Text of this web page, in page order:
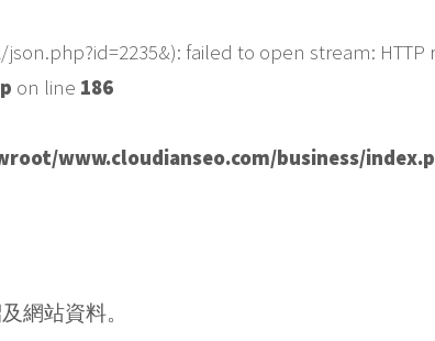
failed to open stream: HTTP
on line 186
www.cloudianseo.com/business/
網站資料。